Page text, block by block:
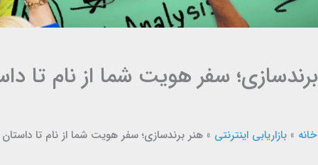
سفر هویت شما از نام تا
خانه »بازاریابی اینترنتی »هنر برندسازی؛ سفر هویت شما از نام تا داستان